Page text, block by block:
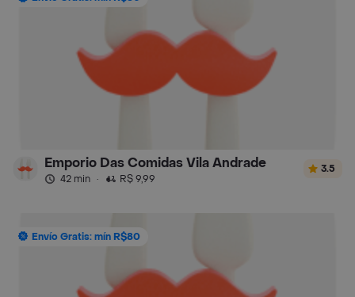
Emporio Das Comidas Vila Andrade
42 min · R$ 9,99
3.5
Envío Gratis: mín R$80